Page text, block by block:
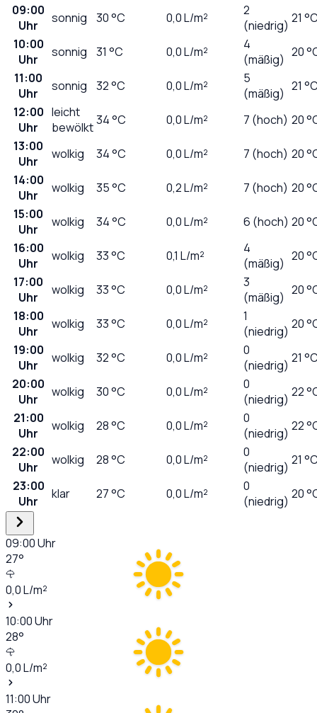
09:00
Uhr
sonnig 30°C 0,0L/m²
2
(niedrig) 21
10:00
Uhr
sonnig 31 °C 0,0L/m²
4
(mäßig) 20
11:00
Uhr
sonnig 32°C 0,0L/m²
5
(mäßig) 21
12:00
Uhr
leicht
bewölkt34°C 0,0L/m² 7 (hoch) 20
13:00
Uhr
wolkig 34°C 0,0L/m² 7 (hoch) 20
14:00
Uhr
wolkig 35°C 0,2L/m² 7 (hoch) 20
15:00
Uhr
wolkig 34°C 0,0L/m² 6 (hoch) 20
16:00
Uhr
wolkig 33°C 0,1 L/m²
4
(mäßig) 20
17:00
Uhr
wolkig 33°C 0,0L/m²
3
(mäßig) 20
18:00
Uhr
wolkig 33°C 0,0L/m²
1
(niedrig) 20
19:00
Uhr
wolkig 32°C 0,0L/m²
0
(niedrig) 21
20:00
Uhr
wolkig 30°C 0,0L/m²
0
(niedrig) 22
21:00
Uhr
wolkig 28°C 0,0L/m²
0
(niedrig) 22
22:00
Uhr
wolkig 28°C 0,0L/m²
0
(niedrig) 21
23:00
Uhr
klar 27°C 0,0L/m²
0
(niedrig) 20
09:00Uhr
27°
0,0L/m²
10:00Uhr
28°
0,0L/m²
11:00Uhr